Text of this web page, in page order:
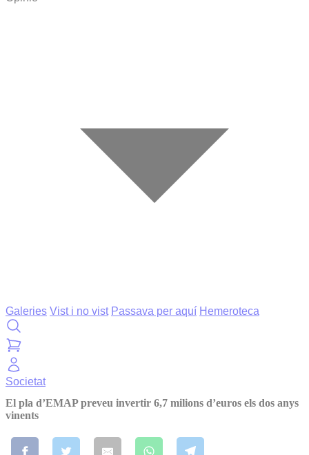
Galeries Vist i no vist Passava per aquí Hemeroteca
Societat
El pla d’EMAP preveu invertir 6,7 milions d’euros els dos anys
vinents